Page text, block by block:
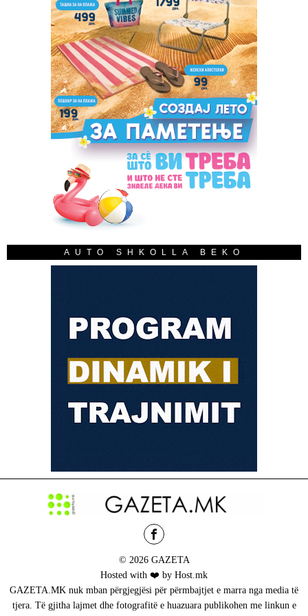
AUTO SHKOLLA BEKO
© 2026 GAZETA
Hosted with ❤️ by Host.mk
GAZETA.MK nuk mban përgjegjësi për përmbajtjet e marra nga media të
tjera. Të gjitha lajmet dhe fotografitë e huazuara publikohen me linkun e